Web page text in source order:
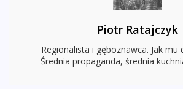
Piotr Ratajczyk
Regionalista i gęboznawca. Jak mu
Średnia propaganda, średnia